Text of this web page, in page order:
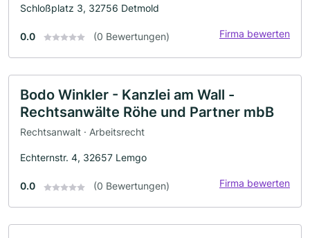
Schloßplatz 3, 32756 Detmold
0.0 (0 Bewertungen) Firma bewerten
Bodo Winkler - Kanzlei am Wall -
Rechtsanwälte Röhe und Partner mbB
Rechtsanwalt · Arbeitsrecht
Echternstr. 4, 32657 Lemgo
0.0 (0 Bewertungen) Firma bewerten